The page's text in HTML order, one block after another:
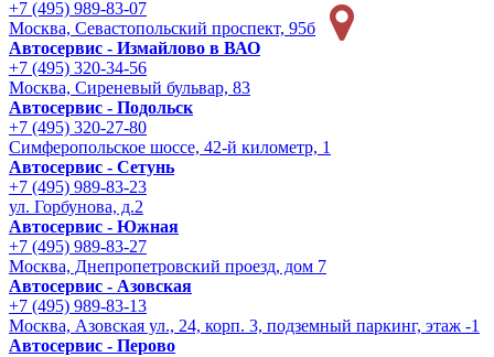
+7 (495) 989-83-07
Москва, Севастопольский проспект, 95б
Автосервис - Измайлово в ВАО
+7 (495) 320-34-56
Москва, Сиреневый бульвар, 83
Автосервис - Подольск
+7 (495) 320-27-80
Симферопольское шоссе, 42-й километр, 1
Автосервис - Сетунь
+7 (495) 989-83-23
ул. Горбунова, д.2
Автосервис - Южная
+7 (495) 989-83-27
Москва, Днепропетровский проезд, дом 7
Автосервис - Азовская
+7 (495) 989-83-13
Москва, Азовская ул., 24, корп. 3, подземный паркинг, этаж -1
Автосервис - Перово